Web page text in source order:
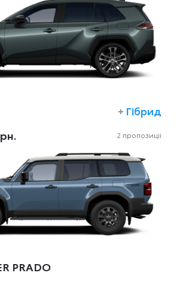
+ Гібрид
2 пропозиціi
PRADO